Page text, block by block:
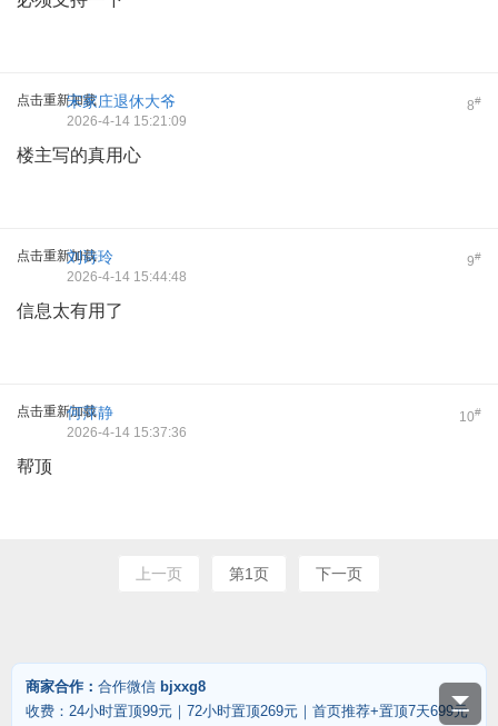
点击重新加载 8#
宋家庄退休大爷
2026-4-14 15:21:09
楼主写的真用心
点击重新加载 9#
刘诗玲
2026-4-14 15:44:48
信息太有用了
点击重新加载 10#
何萍静
2026-4-14 15:37:36
帮顶
上一页 第1页 下一页
商家合作： 合作微信 bjxxg8
收费：24小时置顶99元｜72小时置顶269元｜首页推荐+置顶7天699元